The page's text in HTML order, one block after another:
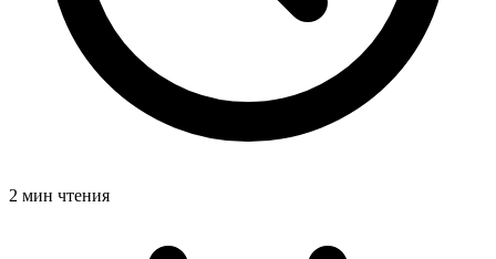
2 мин чтения